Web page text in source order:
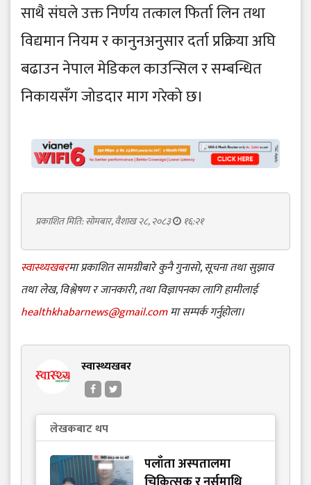
साथै संघले उक्त निर्णय तत्काल फिर्ता लिन तथा
विद्यमान नियम र कानुनअनुसार दर्ता प्रक्रिया अघि
बढाउन नेपाल मेडिकल काउन्सिल र सम्बन्धित
निकायसँग जोडदार माग गरेको छ।
प्रकाशित मिति: सोमबार, वैशाख २८, २०८३ १६:२१
स्वास्थ्यखबरमा प्रकाशित सामग्रीबारे कुनै गुनासो, सूचना तथा सुझाव
तथा लेख, विश्लेषण र जानकारी, तथा विज्ञापनका लागि हामीलाई
healthkhabarnews@gmail.comमा सम्पर्क गर्नुहोला।
स्वास्थ्यखबर
लेखकबाट थप
पलाँता अस्पतालमा